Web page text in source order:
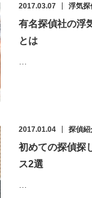
2017.03.07 浮気探
有名探偵社の浮
とは
2017.01.04 探偵紹
初めての探偵探
ス2選